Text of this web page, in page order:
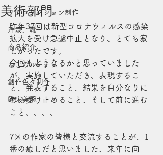
リプロダクション制作
洋裁、靴
商品紹介
ねこのルーチェ
創作色々制作
臨床美術
美術部門
昨年37回は新型コロナウィルスの感染
拡大を受け急遽中止となり、とても寂
しかったです。
今回もどうなるかと思っていました
が、実施していただき、表現するこ
と、発表すること、結果を自分なりに
考え受け止めること、そして前に進む
こと、、、、
7区の作家の皆様と交流することが、1
番の癒しだと思いました、来年に向